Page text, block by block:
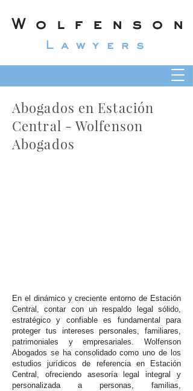
Wolfenson
Lawyers
Abogados en Estación
Central - Wolfenson
Abogados
En el dinámico y creciente entorno de Estación
Central, contar con un respaldo legal sólido,
estratégico y confiable es fundamental para
proteger tus intereses personales, familiares,
patrimoniales y empresariales. Wolfenson
Abogados se ha consolidado como uno de los
estudios jurídicos de referencia en Estación
Central, ofreciendo asesoría legal integral y
personalizada a personas, familias,